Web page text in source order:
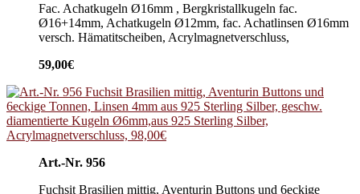
Fac. Achatkugeln Ø16mm , Bergkristallkugeln fac.
Ø16+14mm, Achatkugeln Ø12mm, fac. Achatlinsen Ø16mm
versch. Hämatitscheiben, Acrylmagnetverschluss,
59,00€
Art.-Nr. 956
Fuchsit Brasilien mittig, Aventurin Buttons und 6eckige